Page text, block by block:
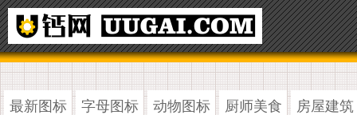
最新图标 字母图标 动物图标 厨师美食 房屋建筑